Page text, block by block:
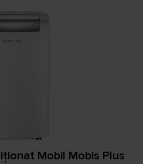
Mobil Mobis Plus